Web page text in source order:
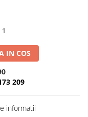
1
IN COS
209
informatii